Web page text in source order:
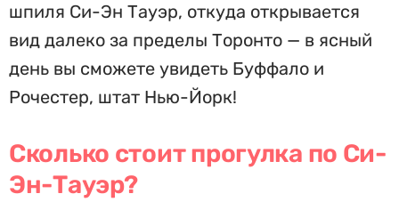
шпиля Си-Эн Тауэр, откуда открывается
вид далеко за пределы Торонто — в ясный
день вы сможете увидеть Буффало и
Рочестер, штат Нью-Йорк!
Сколько стоит прогулка по Си-
Эн-Тауэр?